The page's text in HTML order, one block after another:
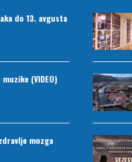
do 13. avgusta
(VIDEO)
mozga